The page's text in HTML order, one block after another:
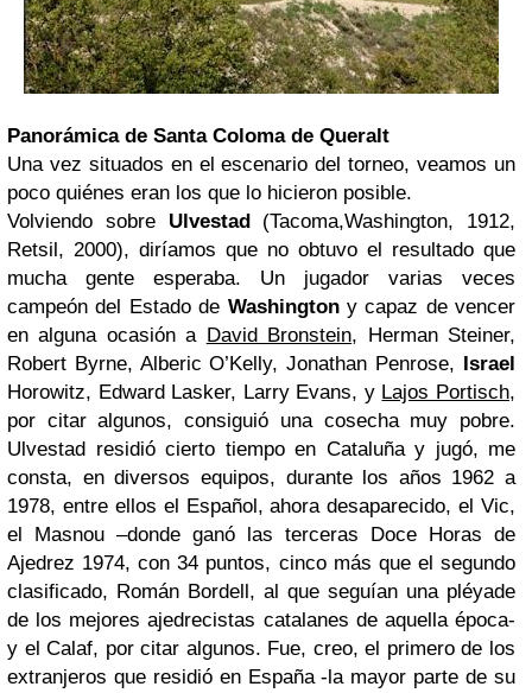
Panorámica de Santa Coloma de Queralt
Una vez situados en el escenario del torneo, veamos un
poco quiénes eran los que lo hicieron posible.
Volviendo sobre Ulvestad(Tacoma,Washington, 1912,
Retsil, 2000), diríamos que no obtuvo el resultado que
mucha gente esperaba. Un jugador varias veces
campeón del Estado de Washingtony capaz de vencer
en alguna ocasión a David Bronstein, Herman Steiner,
Robert Byrne, Alberic O’Kelly, Jonathan Penrose, Israel
Horowitz, Edward Lasker, Larry Evans, y Lajos Portisch,
por citar algunos, consiguió una cosecha muy pobre.
Ulvestad residió cierto tiempo en Cataluña y jugó, me
consta, en diversos equipos, durante los años 1962 a
1978, entre ellos el Español, ahora desaparecido, el Vic,
el Masnou –donde ganó las terceras Doce Horas de
Ajedrez 1974, con 34 puntos, cinco más que el segundo
clasificado, Román Bordell, al que seguían una pléyade
de los mejores ajedrecistas catalanes de aquella época-
y el Calaf, por citar algunos. Fue, creo, el primero de los
extranjeros que residió en España -la mayor parte de su